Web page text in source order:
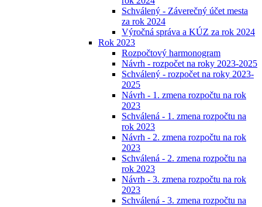
Schválený - Záverečný účet mesta
za rok 2024
Výročná správa a KÚZ za rok 2024
Rok 2023
Rozpočtový harmonogram
Návrh - rozpočet na roky 2023-2025
Schválený - rozpočet na roky 2023-
2025
Návrh - 1. zmena rozpočtu na rok
2023
Schválená - 1. zmena rozpočtu na
rok 2023
Návrh - 2. zmena rozpočtu na rok
2023
Schválená - 2. zmena rozpočtu na
rok 2023
Návrh - 3. zmena rozpočtu na rok
2023
Schválená - 3. zmena rozpočtu na